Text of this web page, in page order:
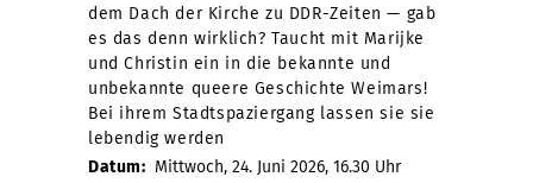
dem Dach der Kirche zu DDR-Zeiten — gab
es das denn wirklich? Taucht mit Marijke
und Christin ein in die bekannte und
unbekannte queere Geschichte Weimars!
Bei ihrem Stadtspaziergang lassen sie sie
lebendig werden
Datum: Mittwoch, 24. Juni 2026, 16.30 Uhr